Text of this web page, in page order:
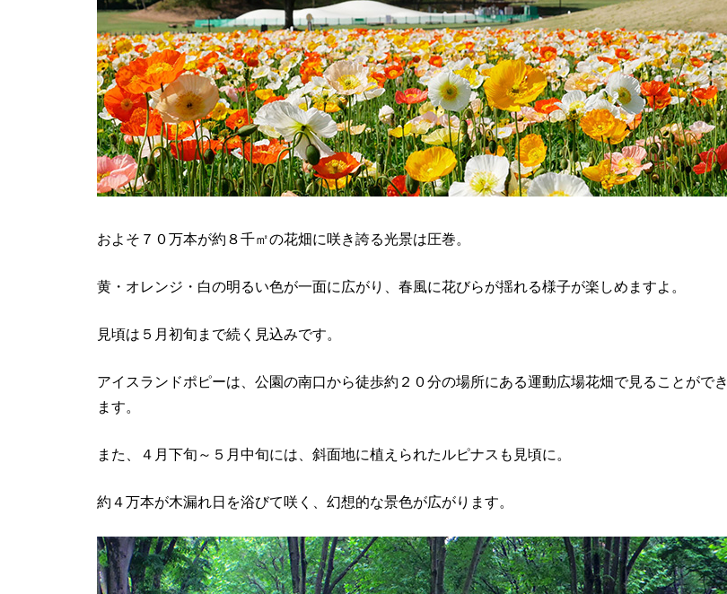
およそ７０万本が約８千㎡の花畑に咲き誇る光景は圧巻。
黄・オレンジ・白の明るい色が一面に広がり、春風に花びらが揺れる様子が楽しめますよ。
見頃は５月初旬まで続く見込みです。
アイスランドポピーは、公園の南口から徒歩約２０分の場所にある運動広場花畑で見ることができ
ます。
また、４月下旬～５月中旬には、斜面地に植えられたルピナスも見頃に。
約４万本が木漏れ日を浴びて咲く、幻想的な景色が広がります。